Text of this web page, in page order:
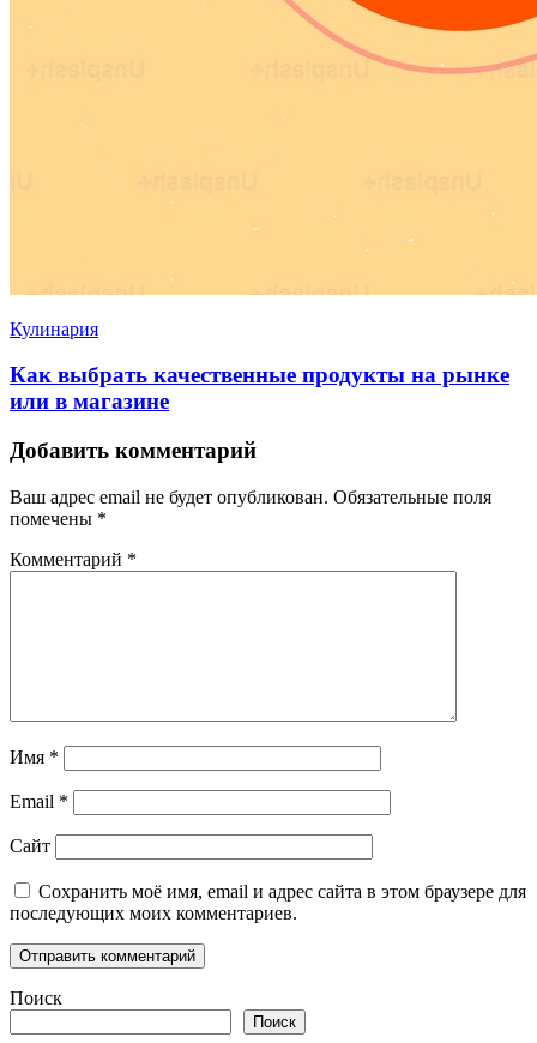
Кулинария
Как выбрать качественные продукты на рынке
или в магазине
Добавить комментарий
Ваш адрес email не будет опубликован. Обязательные поля
помечены *
Комментарий *
Имя *
Email *
Сайт
Сохранить моё имя, email и адрес сайта в этом браузере для
последующих моих комментариев.
Поиск
Поиск